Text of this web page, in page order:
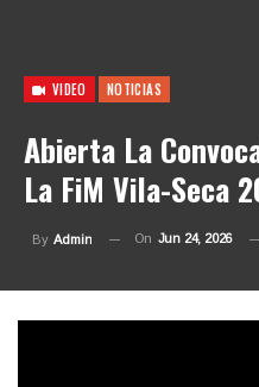
VIDEO NOTICIAS
Abierta La
La FiM Vila-Seca
By Admin On Jun 24, 2026